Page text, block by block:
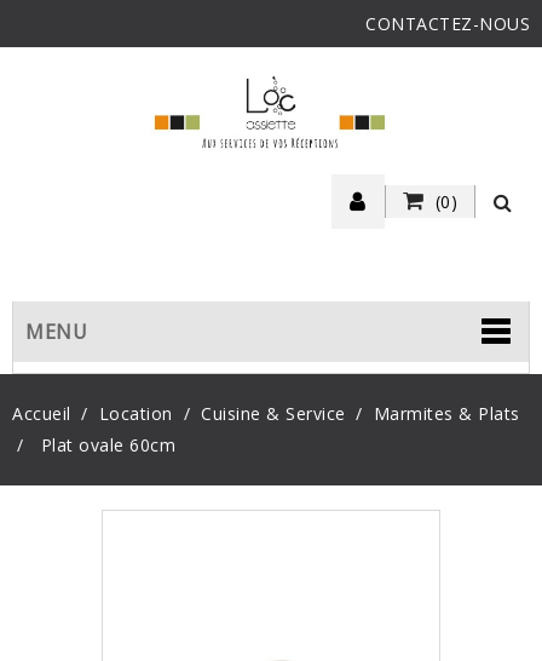
CONTACTEZ-NOUS
(0)
MENU
Accueil Location Cuisine & Service
Marmites & Plats
Plat ovale 60cm